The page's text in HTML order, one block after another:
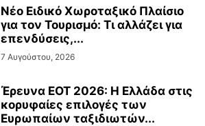
Νέο Ειδικό Χωροταξικό Πλαίσιο
για τον Τουρισμό: Τι αλλάζει για
επενδύσεις,...
7 Αυγούστου, 2026
Έρευνα ΕΟΤ 2026: Η Ελλάδα στις
κορυφαίες επιλογές των
Ευρωπαίων ταξιδιωτών...